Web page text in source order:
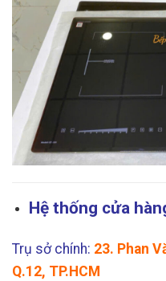
Hệ thống cửa
Trụ sở chính: 23. Phan
Q.12, TP.HCM